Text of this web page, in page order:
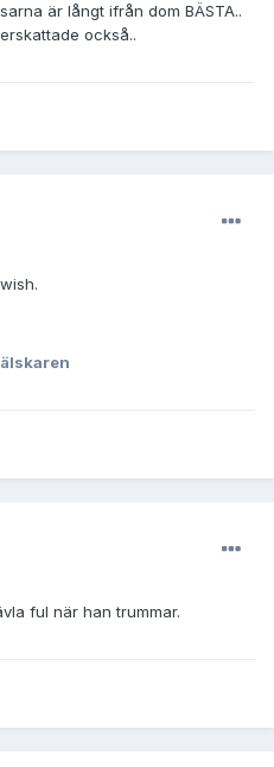
är långt ifrån dom BÄSTA..
också..
ful när han trummar.